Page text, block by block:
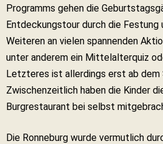
Programms gehen die
Entdeckungstour durch die Festung
Weiteren an vielen spannenden
unter anderem ein Mittelalterquiz
Letzteres ist allerdings erst ab dem
Zwischenzeitlich haben die Kinder
Burgrestaurant bei selbst
Die Ronneburg wurde vermutlich